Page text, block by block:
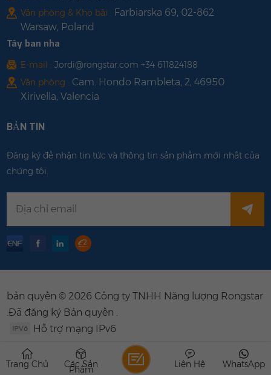
Văn phòng & Kho bãi : Farbiarska 69, 02-862
Warsaw, Poland
Tây ban nha
E-mail : Jordi@rongstar.com +34 611824188
Văn phòng : Cam. Hondo Rambleta, 2, 46950
Xirivella, Valencia
BẢN TIN
Đăng ký để nhận tin tức và thông tin sản phẩm mới nhất của
chúng tôi.
bản quyền © 2026 Công ty TNHH Năng lượng Rongstar
.Đã đăng ký Bản quyền .
Hỗ trợ mạng IPv6
Trang Chủ Các Sản
Phẩm WhatsApp
Liên Hệ